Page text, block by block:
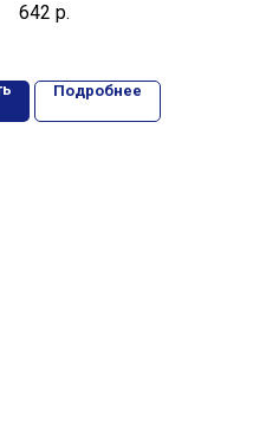
642 р.
Подробнее